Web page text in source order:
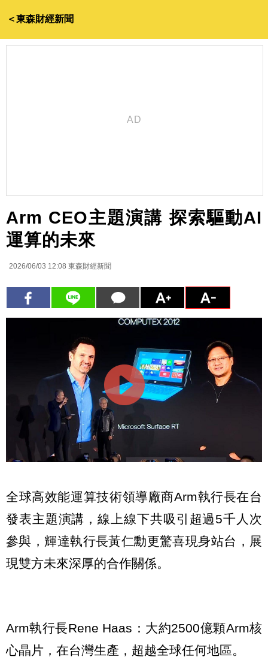
＜東森財經新聞
Arm CEO主題演講 探索驅動AI
運算的未來
2026/06/03 12:08 東森財經新聞
全球高效能運算技術領導廠商Arm執行長在台
發表主題演講，線上線下共吸引超過5千人次
參與，輝達執行長黃仁勳更驚喜現身站台，展
現雙方未來深厚的合作關係。
Arm執行長Rene Haas：大約2500億顆Arm核
心晶片，在台灣生產，超越全球任何地區。